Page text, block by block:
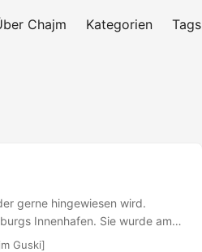
Chajm Kategorien Tags
gerne hingewiesen wird.
Innenhafen. Sie wurde am
Duisburg-Mülheim-
Guski]